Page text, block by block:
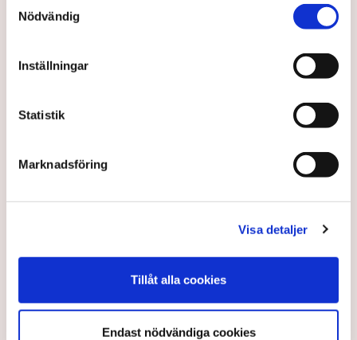
Nödvändig
Inställningar
Statistik
Marknadsföring
Visa detaljer
Tillåt alla cookies
Endast nödvändiga cookies
AI-sammanfattning
Torvtäkten i Grimsås har stoppats av aktivister
sedan 28 juli.
aktionerna.
agerande på plats.
Polisen använder drönare och uniformerad polis
för att dokumentera bevis.
Samtidigt är polisarbetet komplext när det gäller
att navigera juridiska rättigheter och gränser.
Polisen, som befinner sig på plats, kritiseras för att inte
agera tillräckligt då aktionerna kan fortgå för öppen ridå.
Rickard Axdorff på Svensk Torv, anser att polisens
inte är tillräckliga för att skydda verksamheten